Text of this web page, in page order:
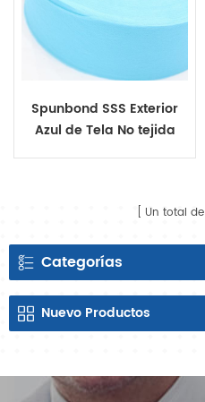
Spunbond SSS Exterior
Azul de Tela No tejida
Un total de
Categorías
Nuevo Productos